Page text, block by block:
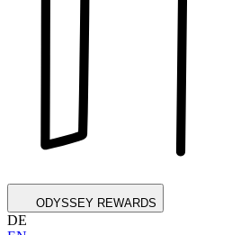
ODYSSEY REWARDS
DE